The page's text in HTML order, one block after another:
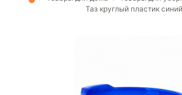
Таз круглый пластик